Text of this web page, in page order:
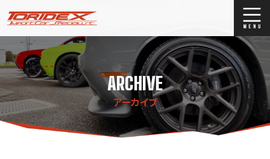
ブログ
Stock list
ストックリスト
買取
ARCHIVE
アーカイブ